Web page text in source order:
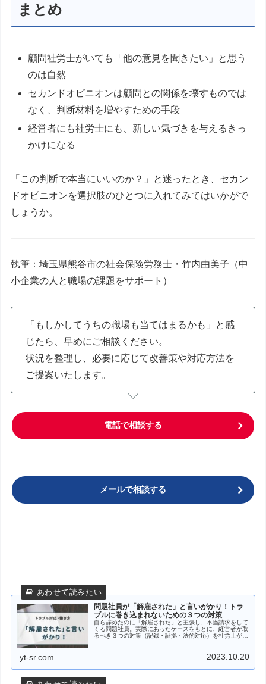
まとめ
顧問社労士がいても「他の意見を聞きたい」と思う
のは自然
セカンドオピニオンは顧問との関係を壊すものでは
なく、判断材料を増やすための手段
経営者にも社労士にも、新しい気づきを与えるきっ
かけになる
「この判断で本当にいいのか？」と迷ったとき、セカン
ドオピニオンを選択肢のひとつに入れてみてはいかがで
しょうか。
執筆：埼玉県熊谷市の社会保険労務士・竹内由美子（中
小企業の人と職場の課題をサポート）
「もしかしてうちの職場も当てはまるかも」と感
じたら、早めにご相談ください。
状況を整理し、必要に応じて改善策や対応方法を
ご提案いたします。
電話で相談する
メールで相談する
問題社員が「解雇された」と言いがかり！トラ
ブルに巻き込まれないための３つの対策
自ら辞めたのに「解雇された」と主張し、不当請求をして
くる問題社員。実際にあったケースをもとに、経営者が取
るべき３つの対策（記録・証拠・法的対応）を社労士が解
yt-sr.com 2023.10.20